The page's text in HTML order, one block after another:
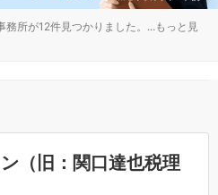
所が12件見つかりました。 ...もっと見
（旧：関口達也税理